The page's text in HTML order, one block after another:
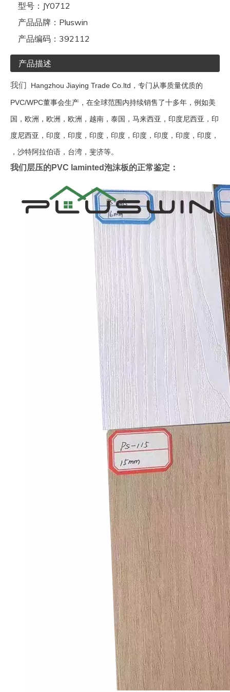
型号： JY0712
产品品牌： Pluswin
产品编码： 392112
产品描述
我们 Hangzhou Jiaying Trade Co.ltd，专门从事质量优质的
PVC/WPC董事会生产，在全球范围内持续销售了十多年，例如美
国，欧洲，欧洲，欧洲，越南，泰国，马来西亚，印度尼西亚，印
度尼西亚，印度，印度，印度，印度，印度，印度，印度，印度，
，沙特阿拉伯语，台湾，斐济等。
我们层压的PVC laminted泡沫板的正常鉴定：